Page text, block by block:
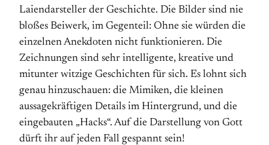
Laiendarsteller der Geschichte. Die Bilder sind nie
bloßes Beiwerk, im Gegenteil: Ohne sie würden die
einzelnen Anekdoten nicht funktionieren. Die
Zeichnungen sind sehr intelligente, kreative und
mitunter witzige Geschichten für sich. Es lohnt sich
genau hinzuschauen: die Mimiken, die kleinen
aussagekräftigen Details im Hintergrund, und die
eingebauten „Hacks“. Auf die Darstellung von Gott
dürft ihr auf jeden Fall gespannt sein!